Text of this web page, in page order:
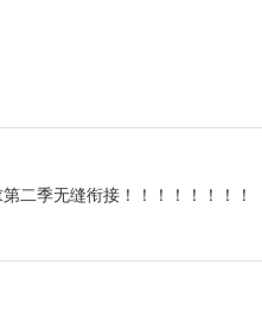
二季无缝衔接！！！！！！！！